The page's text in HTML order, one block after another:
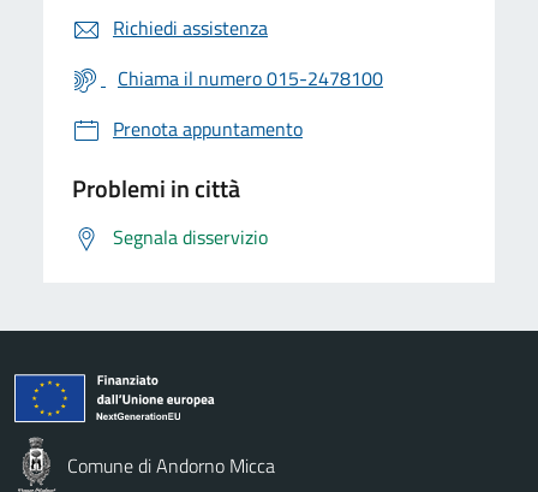
Richiedi assistenza
Chiama il numero 015-2478100
Prenota appuntamento
Problemi in città
Segnala disservizio
Comune di Andorno Micca